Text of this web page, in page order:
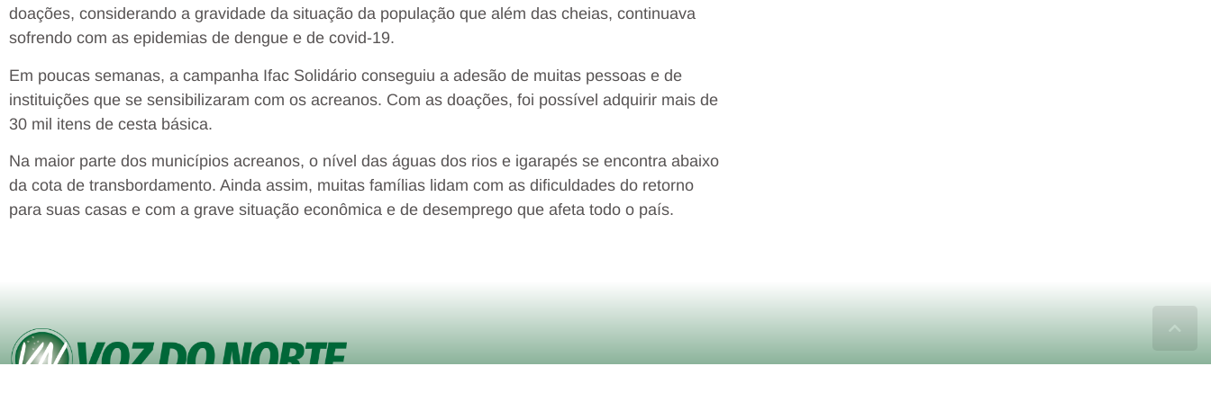
doações, considerando a gravidade da situação da população que além das cheias, continuava
sofrendo com as epidemias de dengue e de covid-19.
Em poucas semanas, a campanha Ifac Solidário conseguiu a adesão de muitas pessoas e de
instituições que se sensibilizaram com os acreanos. Com as doações, foi possível adquirir mais de
30 mil itens de cesta básica.
Na maior parte dos municípios acreanos, o nível das águas dos rios e igarapés se encontra abaixo
da cota de transbordamento. Ainda assim, muitas famílias lidam com as dificuldades do retorno
para suas casas e com a grave situação econômica e de desemprego que afeta todo o país.